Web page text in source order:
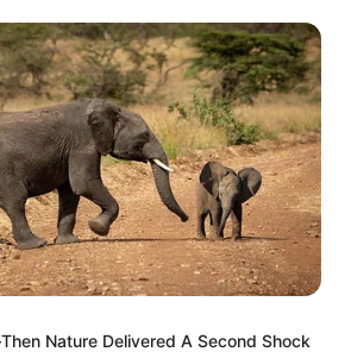
Nature Delivered A Second Shock